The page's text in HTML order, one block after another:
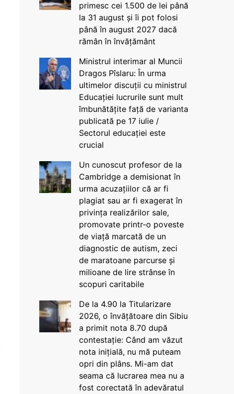
primesc cei 1.500 de lei până
la 31 august și îi pot folosi
până în august 2027 dacă
rămân în învățământ
Ministrul interimar al Muncii
Dragos Pîslaru: În urma
ultimelor discuții cu ministrul
Educației lucrurile sunt mult
îmbunătățite față de varianta
publicată pe 17 iulie /
Sectorul educației este
crucial
Un cunoscut profesor de la
Cambridge a demisionat în
urma acuzațiilor că ar fi
plagiat sau ar fi exagerat în
privința realizărilor sale,
promovate printr-o poveste
de viață marcată de un
diagnostic de autism, zeci
de maratoane parcurse și
milioane de lire strânse în
scopuri caritabile
De la 4.90 la Titularizare
2026, o învățătoare din Sibiu
a primit nota 8.70 după
contestație: Când am văzut
nota inițială, nu mă puteam
opri din plâns. Mi-am dat
seama că lucrarea mea nu a
fost corectată în adevăratul